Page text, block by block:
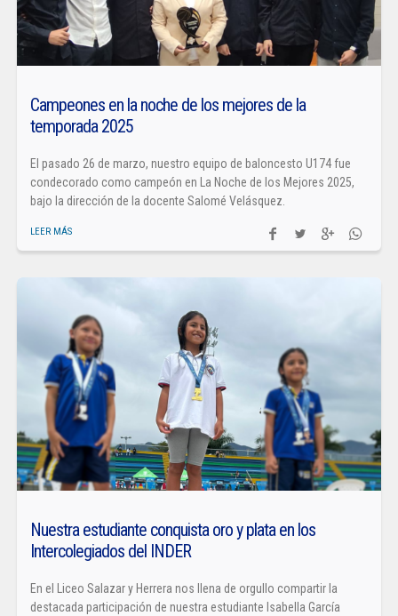
Campeones en la noche de los mejores de la
temporada 2025
El pasado 26 de marzo, nuestro equipo de baloncesto U174 fue
condecorado como campeón en La Noche de los Mejores 2025,
bajo la dirección de la docente Salomé Velásquez.
LEER MÁS
Nuestra estudiante conquista oro y plata en los
Intercolegiados del INDER
En el Liceo Salazar y Herrera nos llena de orgullo compartir la
destacada participación de nuestra estudiante Isabella García